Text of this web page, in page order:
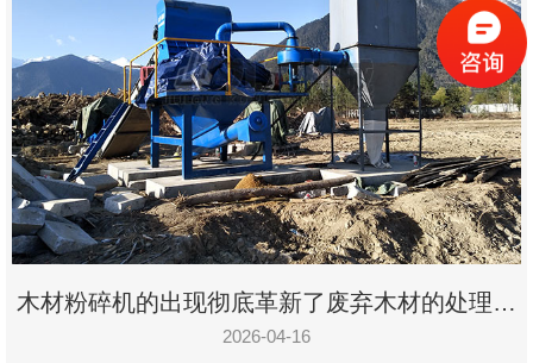
木材粉碎机的出现彻底革新了废弃木材的处理模
式
2026-04-16